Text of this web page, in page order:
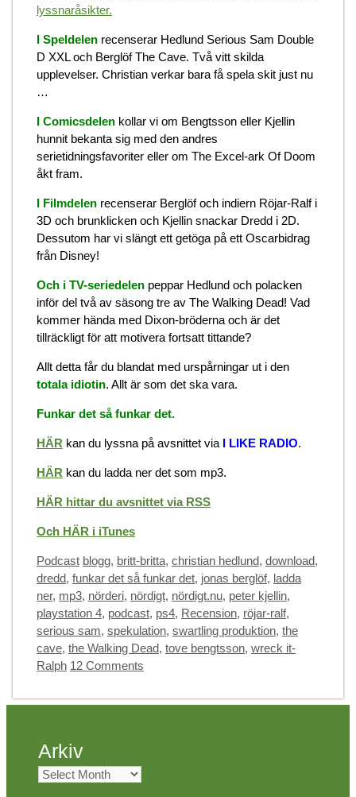
lyssnaråsikter.
I Speldelen recenserar Hedlund Serious Sam Double
D XXL och Berglöf The Cave. Två vitt skilda
upplevelser. Christian verkar bara få spela skit just nu
…
I Comicsdelen kollar vi om Bengtsson eller Kjellin
hunnit bekanta sig med den andres
serietidningsfavoriter eller om The Excel-ark Of Doom
åkt fram.
I Filmdelen recenserar Berglöf och indiern Röjar-Ralf i
3D och brunklicken och Kjellin snackar Dredd i 2D.
Dessutom har vi slängt ett getöga på ett Oscarbidrag
från Disney!
Och i TV-seriedelen peppar Hedlund och polacken
inför del två av säsong tre av The Walking Dead! Vad
kommer hända med Dixon-bröderna och är det
tillräckligt för att motivera fortsatt tittande?
Allt detta får du blandat med urspårningar ut i den
totala idiotin. Allt är som det ska vara.
Funkar det så funkar det.
HÄR kan du lyssna på avsnittet via I LIKE RADIO.
HÄR kan du ladda ner det som mp3.
HÄR hittar du avsnittet via RSS
Och HÄR i iTunes
Categories
Podcast Tags
blogg, britt-britta, christian hedlund, download,
dredd, funkar det så funkar det, jonas berglöf, ladda
ner, mp3, nörderi, nördigt, nördigt.nu, peter kjellin,
playstation 4, podcast, ps4, Recension, röjar-ralf,
serious sam, spekulation, swartling produktion, the
cave, the Walking Dead, tove bengtsson, wreck it-
Ralph 12 Comments
Arkiv
Arkiv